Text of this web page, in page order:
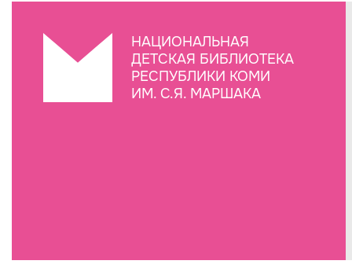
НАЦИОНАЛЬНАЯ
ДЕТСКАЯ БИБЛИОТЕКА
РЕСПУБЛИКИ КОМИ
ИМ. С.Я. МАРШАКА